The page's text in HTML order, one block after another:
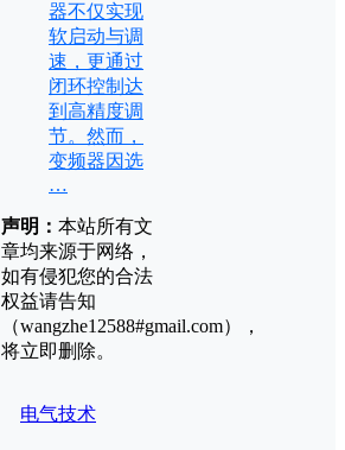
器不仅实现
软启动与调
速，更通过
闭环控制达
到高精度调
节。然而，
变频器因选
…
声明： 本站所有文
章均来源于网络，
如有侵犯您的合法
权益请告知
（wangzhe12588#gmail.com），
将立即删除。
电气技术